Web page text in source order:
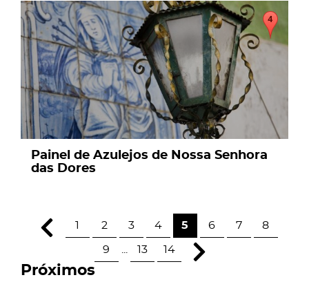
page
Painel de Azulejos de Nossa Senhora
das Dores
1 2 3 4 5 6 7 8
9 13 14
Próximos